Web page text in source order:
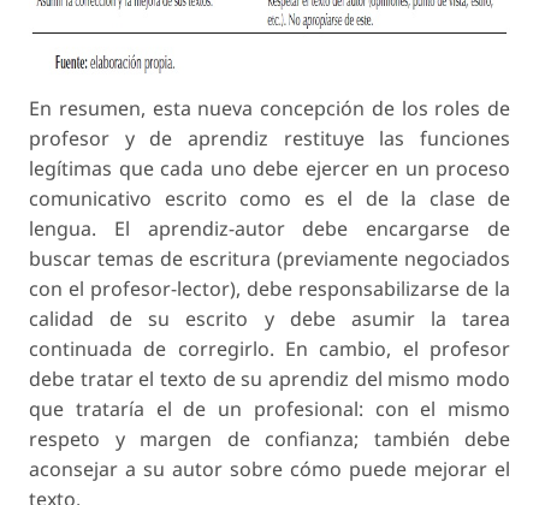
En resumen, esta nueva concepción de los roles de
profesor y de aprendiz restituye las funciones
legítimas que cada uno debe ejercer en un proceso
comunicativo escrito como es el de la clase de
lengua. El aprendiz-autor debe encargarse de
buscar temas de escritura (previamente negociados
con el profesor-lector), debe responsabilizarse de la
calidad de su escrito y debe asumir la tarea
continuada de corregirlo. En cambio, el profesor
debe tratar el texto de su aprendiz del mismo modo
que trataría el de un profesional: con el mismo
respeto y margen de confianza; también debe
aconsejar a su autor sobre cómo puede mejorar el
texto.